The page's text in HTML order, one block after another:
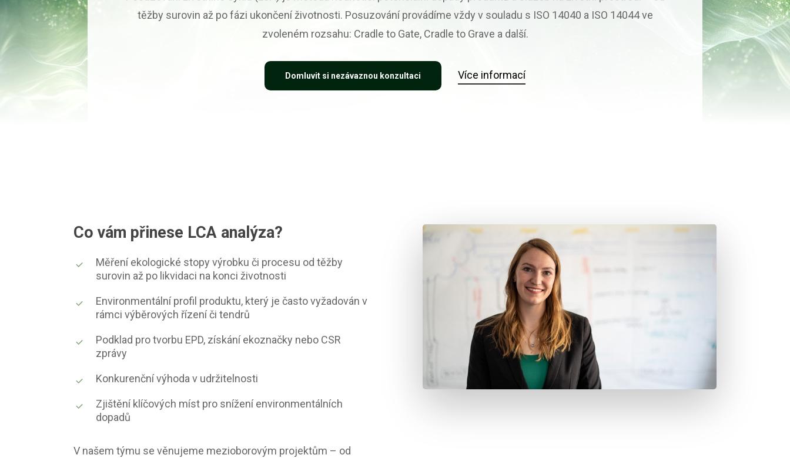
těžby surovin až po fázi ukončení životnosti. Posuzování provádíme vždy v souladu s ISO 14040 a ISO 14044 ve
zvoleném rozsahu: Cradle to Gate, Cradle to Grave a další.
Domluvit si nezávaznou konzultaci Více informací
Co vám přinese LCA analýza?
Měření ekologické stopy výrobku či procesu od těžby
surovin až po likvidaci na konci životnosti
Environmentální profil produktu, který je často vyžadován v
rámci výběrových řízení či tendrů
Podklad pro tvorbu EPD, získání ekoznačky nebo CSR
zprávy
Konkurenční výhoda v udržitelnosti
Zjištění klíčových míst pro snížení environmentálních
dopadů
V našem týmu se věnujeme mezioborovým projektům – od